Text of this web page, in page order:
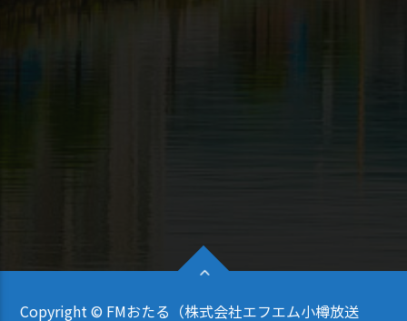
Copyright © FMおたる（株式会社エフエム小樽放送